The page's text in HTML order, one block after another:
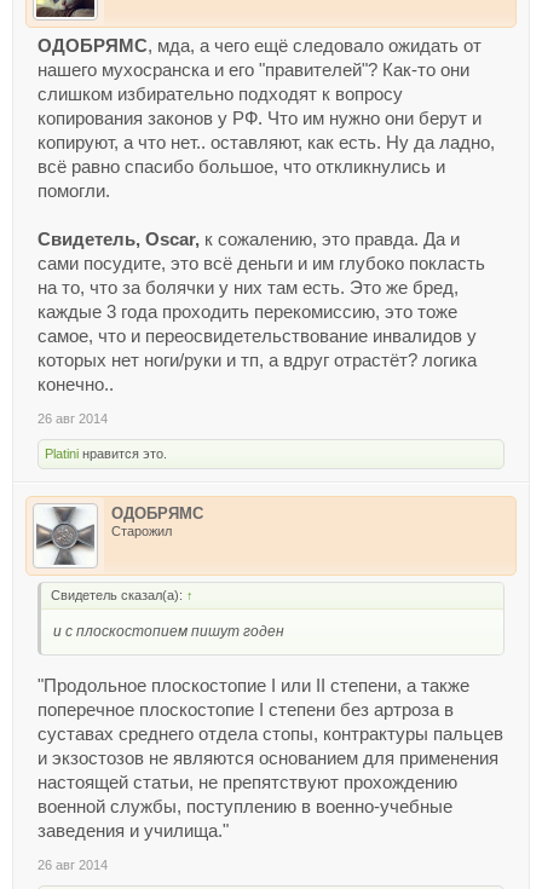
ОДОБРЯМС, мда, а чего ещё следовало ожидать от
нашего мухосранска и его "правителей"? Как-то они
слишком избирательно подходят к вопросу
копирования законов у РФ. Что им нужно они берут и
копируют, а что нет.. оставляют, как есть. Ну да ладно,
всё равно спасибо большое, что откликнулись и
помогли.
Свидетель, Oscar, к сожалению, это правда. Да и
сами посудите, это всё деньги и им глубоко покласть
на то, что за болячки у них там есть. Это же бред,
каждые 3 года проходить перекомиссию, это тоже
самое, что и переосвидетельствование инвалидов у
которых нет ноги/руки и тп, а вдруг отрастёт? логика
конечно..
26 авг 2014
Platini нравится это.
ОДОБРЯМС
Старожил
Свидетель сказал(а): ↑
и с плоскостопием пишут годен
"Продольное плоскостопие I или II степени, а также
поперечное плоскостопие I степени без артроза в
суставах среднего отдела стопы, контрактуры пальцев
и экзостозов не являются основанием для применения
настоящей статьи, не препятствуют прохождению
военной службы, поступлению в военно-учебные
заведения и училища."
26 авг 2014